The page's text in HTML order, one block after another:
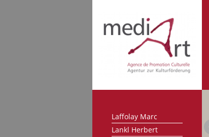
Klenes Anne-Marie
Knappe Birgit
Koch Serge
Kornbrust Leo
Kraemer Michelle
Laffolay Marc
Lankl Herbert